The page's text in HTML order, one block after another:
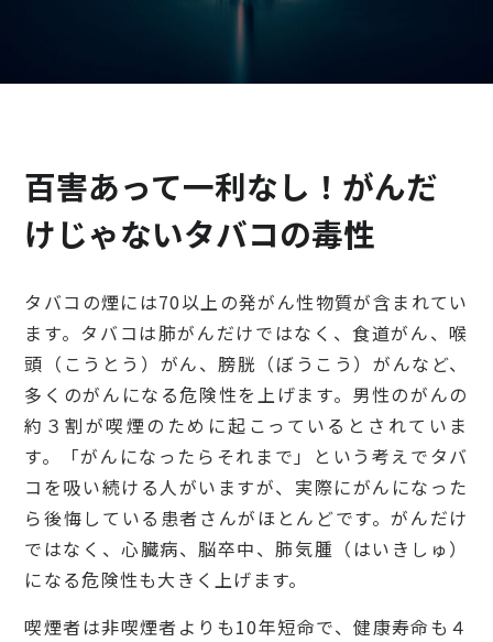
病院の機能と役割
百害あって一利なし！がんだ
けじゃないタバコの毒性
タバコの煙には70以上の発がん性物質が含まれてい
ます。タバコは肺がんだけではなく、食道がん、喉
頭（こうとう）がん、膀胱（ぼうこう）がんなど、
多くのがんになる危険性を上げます。男性のがんの
約３割が喫煙のために起こっているとされていま
す。「がんになったらそれまで」という考えでタバ
コを吸い続ける人がいますが、実際にがんになった
ら後悔している患者さんがほとんどです。がんだけ
ではなく、心臓病、脳卒中、肺気腫（はいきしゅ）
になる危険性も大きく上げます。
喫煙者は非喫煙者よりも10年短命で、健康寿命も４